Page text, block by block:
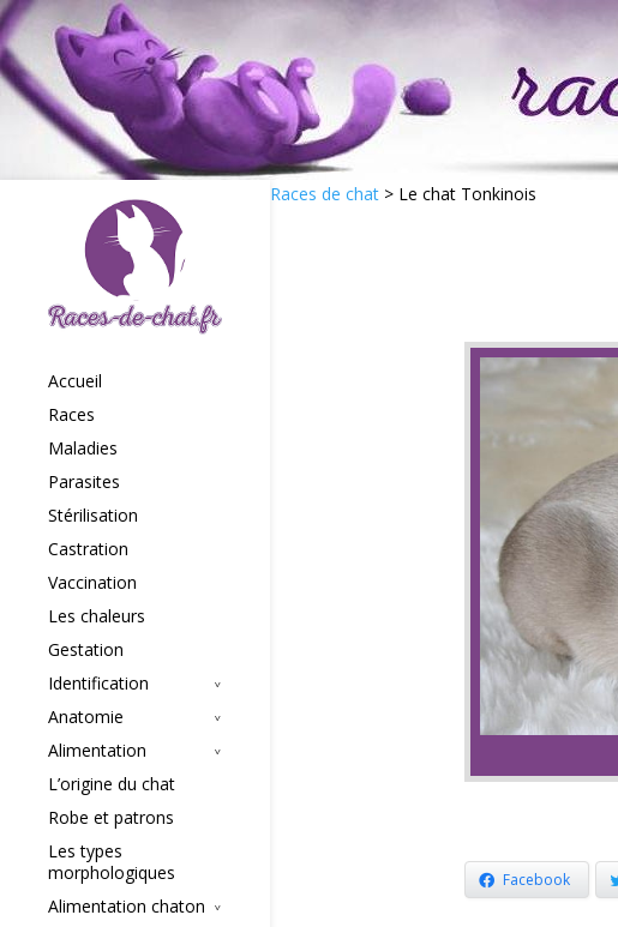
Accueil
Races
Maladies
Parasites
Stérilisation
Castration
Vaccination
Les chaleurs
Gestation
Identification
Anatomie
Alimentation
L’origine du chat
Robe et patrons
Les types
morphologiques
Alimentation chaton
Races de chat > Le chat Tonkinois
Facebook